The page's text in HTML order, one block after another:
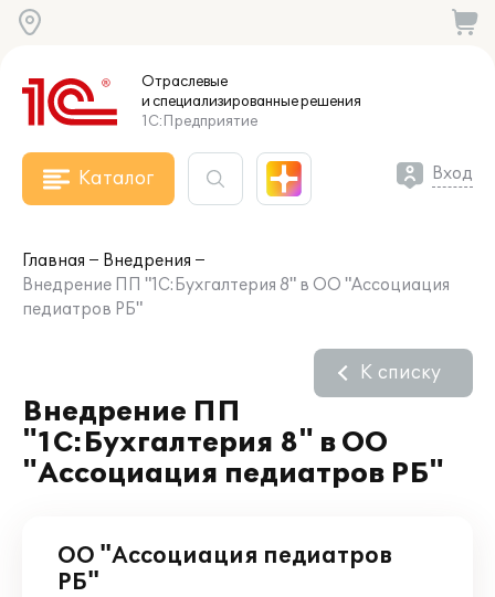
Отраслевые
и специализированныерешения
1С:Предприятие
Каталог Вход
Главная
Внедрения
Внедрение ПП "1С:Бухгалтерия 8" в ОО "Ассоциация
педиатров РБ"
Внедрение ПП
"1С:Бухгалтерия 8" в ОО
"Ассоциация педиатров РБ"
К списку
ОО "Ассоциация педиатров
РБ"